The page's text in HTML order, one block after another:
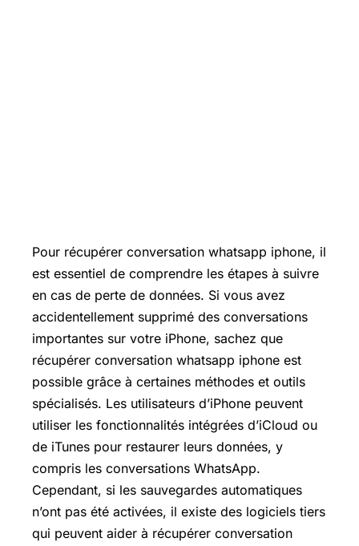
Pour récupérer conversation whatsapp iphone, il
est essentiel de comprendre les étapes à suivre
en cas de perte de données. Si vous avez
accidentellement supprimé des conversations
importantes sur votre iPhone, sachez que
récupérer conversation whatsapp iphone est
possible grâce à certaines méthodes et outils
spécialisés. Les utilisateurs d’iPhone peuvent
utiliser les fonctionnalités intégrées d’iCloud ou
de iTunes pour restaurer leurs données, y
compris les conversations WhatsApp.
Cependant, si les sauvegardes automatiques
n’ont pas été activées, il existe des logiciels tiers
qui peuvent aider à récupérer conversation